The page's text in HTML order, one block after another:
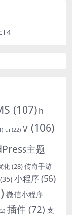
(107) h
ui (22) v (106)
主题
化(28) 传奇手游
(35) 小程序(56)
微信小程序
插件 (72) 支